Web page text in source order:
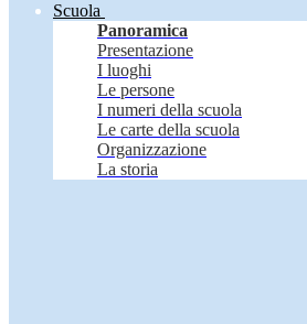
Scuola
Panoramica
Presentazione
I luoghi
Le persone
I numeri della scuola
Le carte della scuola
Organizzazione
La storia